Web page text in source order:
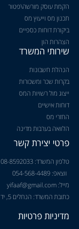
הקמת עוסק מורשה\פטור
תכנון מס וייעוץ מס
ביקורת דוחות כספיים
הצהרות הון
שירותי המשרד
הנהלת חשבונות
בקרות שכר ומשכורות
ייצוג מול רשויות המס
דוחות אישיים
החזרי מס
הלוואה בערבות מדינה
פרטי יצירת קשר
טלפון המשרד: 08-8592033
ווצאפ: 054-568-4489
מייל: yifaaf@gmail.com
כתובת המשרד: הנחלים 5, יד בנימין
מדיניות פרטיות